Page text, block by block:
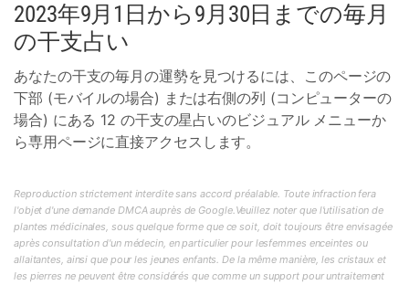
2023年9月1日から9月30日までの毎月
の干支占い
あなたの干支の毎月の運勢を見つけるには、このページの
下部 (モバイルの場合) または右側の列 (コンピューターの
場合) にある 12 の干支の星占いのビジュアル メニューか
ら専用ページに直接アクセスします。
Reproduction strictement interdite sans accord préalable. Toute infraction fera
l'objet d'une demande DMCA auprès de Google.Veuillez noter que l'utilisation de
plantes médicinales, sous quelque forme que ce soit, doit toujours être envisagée
après consultation d'un médecin, en particulier pour lesfemmes enceintes ou
allaitantes, ainsi que pour les jeunes enfants. De la même manière, les cristaux et
les pierres ne peuvent être considérés que comme un support pour untraitement